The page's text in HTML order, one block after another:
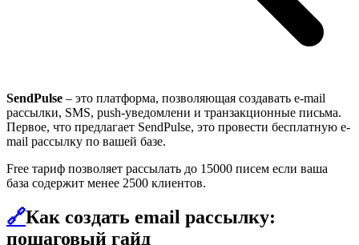
SendPulse – это платформа, позволяющая создавать e-mail
рассылки, SMS, push-уведомлени и транзакционные письма.
Первое, что предлагает SendPulse, это провести бесплатную e-
mail рассылку по вашей базе.
Free тариф позволяет рассылать до 15000 писем если ваша
база содержит менее 2500 клиентов.
🔗Как создать email рассылку:
пошаговый гайд